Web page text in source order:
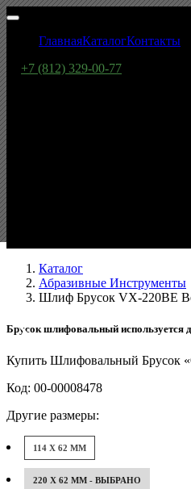
ГлавнаяКаталогКонтакты
+7 (812) 329-00-77
Каталог
Абразивные Инструменты
Шлиф Брусок VX-220BE
Брусок шлифовальный используется
Купить Шлифовальный Брусок
Код: 00-00008478
Другие размеры:
114 X 62 ММ
220 X 62 ММ - ВЫБРАНО